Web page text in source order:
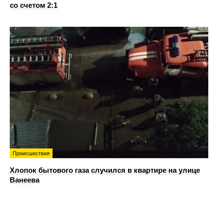
со счетом 2:1
Происшествия
Хлопок бытового газа случился в квартире на улице
Ванеева